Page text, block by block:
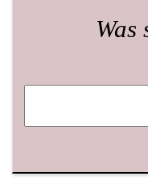
Was